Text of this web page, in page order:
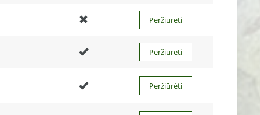
Peržiūrėti
Peržiūrėti
Peržiūrėti